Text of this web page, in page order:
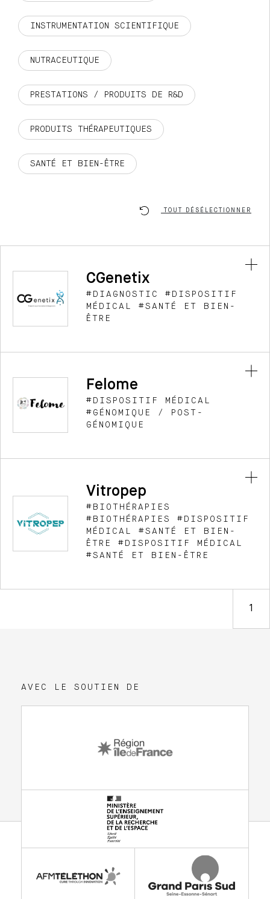
INSTRUMENTATION SCIENTIFIQUE
NUTRACEUTIQUE
PRESTATIONS / PRODUITS DE R&D
PRODUITS THÉRAPEUTIQUES
SANTÉ ET BIEN-ÊTRE
TOUT DÉSÉLECTIONNER
CGenetix
#DIAGNOSTIC #DISPOSITIF
MÉDICAL #SANTÉ ET BIEN-
ÊTRE
dispositifs médicaux de diagnostics in vitro
DÉCOUVRIR >
Felome
#DISPOSITIF MÉDICAL
#GÉNOMIQUE / POST-
GÉNOMIQUE
génétique personnalisée à l’aide de la technologie
Vitropep
#BIOTHÉRAPIES
#BIOTHÉRAPIES #DISPOSITIF
MÉDICAL #SANTÉ ET BIEN-
ÊTRE #DISPOSITIF MÉDICAL
#SANTÉ ET BIEN-ÊTRE
intradermique capable de remplacer les injections
1
AVEC LE SOUTIEN DE